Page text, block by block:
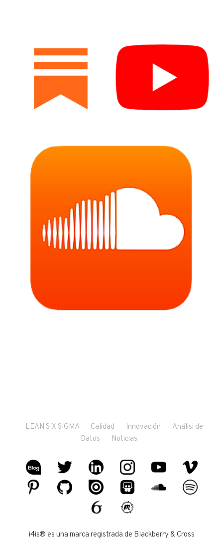
LEAN SIX SIGMA Calidad Innovación
Análisi de
Datos
Noticias
i4is® es una marca registrada de Blackberry & Cross